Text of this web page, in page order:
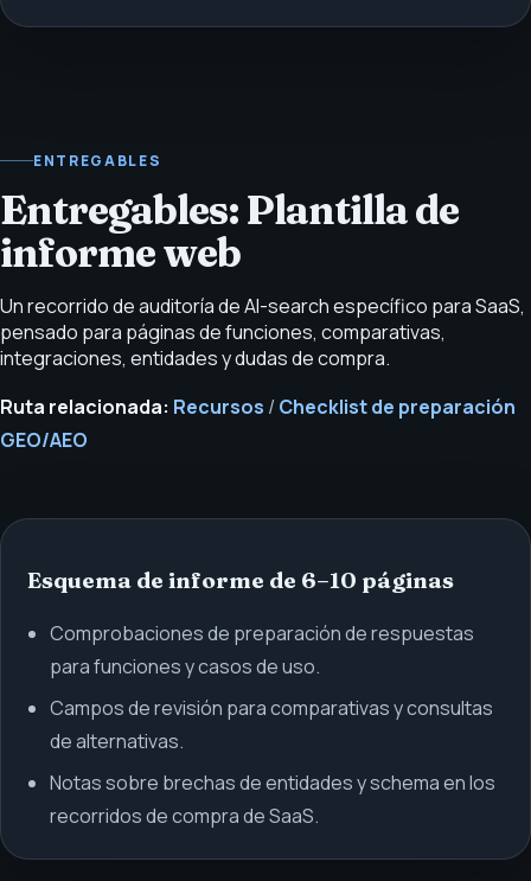
ENTREGABLES
Entregables: Plantilla de
informe web
Un recorrido de auditoría de AI-search específico para SaaS,
pensado para páginas de funciones, comparativas,
integraciones, entidades y dudas de compra.
Ruta relacionada: Recursos / Checklist de preparación
GEO/AEO
Esquema de informe de 6–10 páginas
Comprobaciones de preparación de respuestas
para funciones y casos de uso.
Campos de revisión para comparativas y consultas
de alternativas.
Notas sobre brechas de entidades y schema en los
recorridos de compra de SaaS.